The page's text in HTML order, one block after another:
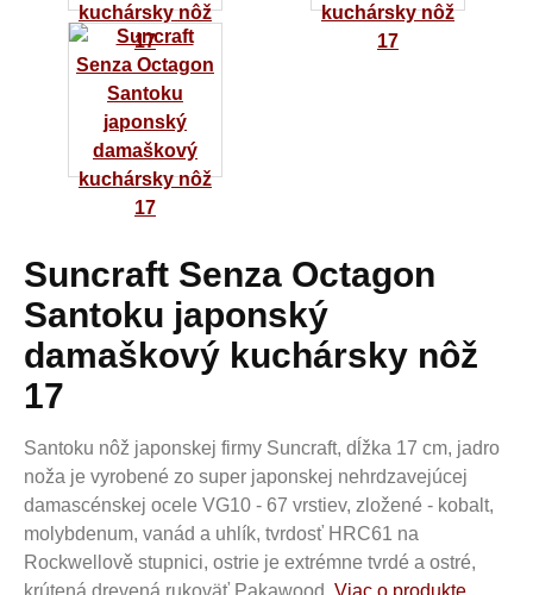
Suncraft Senza Octagon
Santoku japonský
damaškový kuchársky nôž
17
Santoku nôž japonskej firmy Suncraft, dĺžka 17 cm, jadro
noža je vyrobené zo super japonskej nehrdzavejúcej
damascénskej ocele VG10 - 67 vrstiev, zložené - kobalt,
molybdenum, vanád a uhlík, tvrdosť HRC61 na
Rockwellově stupnici, ostrie je extrémne tvrdé a ostré,
krútená drevená rukoväť Pakawood, Viac o produkte